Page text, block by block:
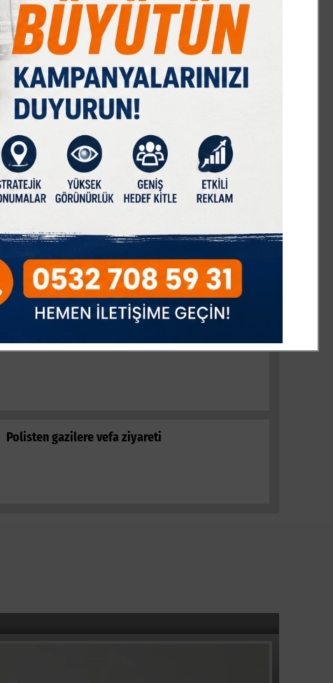
HABERDE İNSAN
Kazım Baykal vefatının 33.yıl dönümünde
mezarı başında anıldı
Bilecik’te 1 haftadır bitmeyen kaldırım yapımı
esnafı çileden çıkardı
Altıeylül’de minikler midilli atlarla tanıştı
Polisten gazilere vefa ziyareti